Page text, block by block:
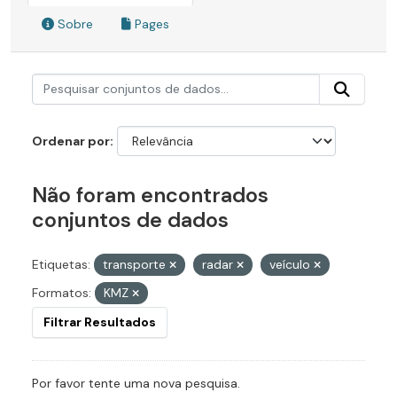
Sobre Pages
Ordenar por
Não foram encontrados
conjuntos de dados
Etiquetas: transporte radar
veículo
Formatos:
KMZ
Filtrar Resultados
Por favor tente uma nova pesquisa.